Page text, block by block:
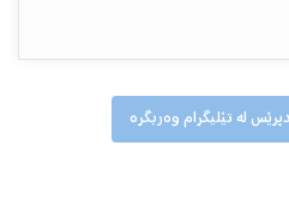
لە تێلیگرام وەربگرە